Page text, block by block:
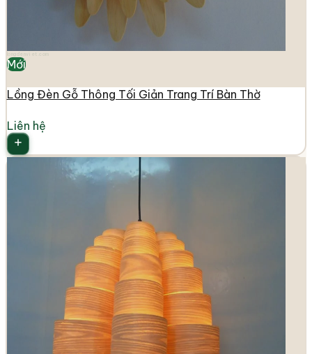
Mới
Lồng Đèn Gỗ Thông Tối Giản Trang Trí Bàn Thờ
Liên hệ